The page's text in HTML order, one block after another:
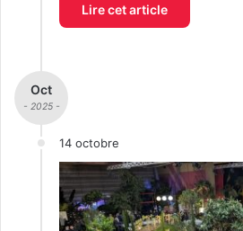
Lire cet article
Oct
- 2025 -
14 octobre